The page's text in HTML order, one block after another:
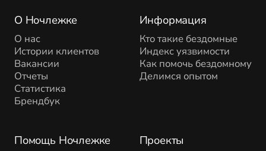
О Ночлежке
О нас
Истории клиентов
Вакансии
Отчеты
Статистика
Брендбук
Помощь Ночлежке Проекты
Информация
Кто такие бездомные
Индекс уязвимости
Как помочь бездомному
Делимся опытом